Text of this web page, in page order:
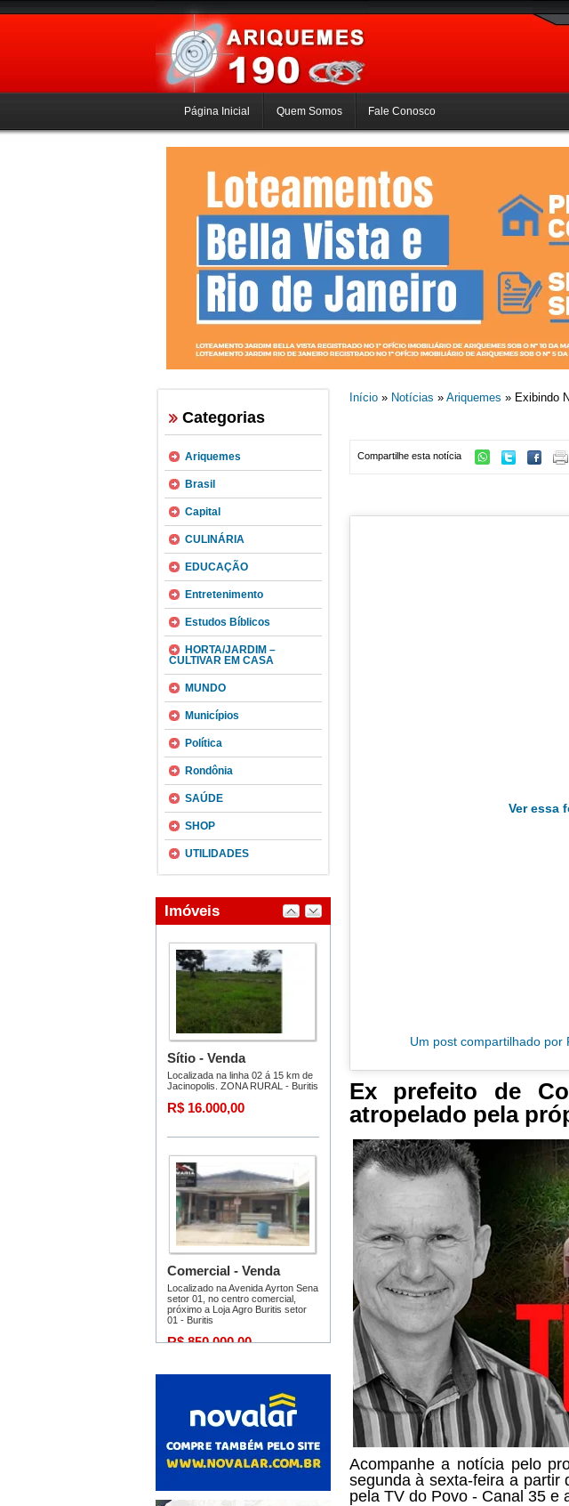
Página Inicial Quem Somos Fale Conosco
Categorias
Ariquemes
Brasil
Capital
CULINÁRIA
EDUCAÇÃO
Entretenimento
Estudos Bíblicos
HORTA/JARDIM –
CULTIVAR EM CASA
MUNDO
Municípios
Política
Rondônia
SAÚDE
SHOP
UTILIDADES
Início» Notícias » Ariquemes » Exibindo
Compartilhe esta notícia
Ver essa
Um post compartilhado por
Ex prefeito de
atropelado pela
Acompanhe a notícia pelo
segunda à sexta-feira a partir
pela TV do Povo - Canal 35 e